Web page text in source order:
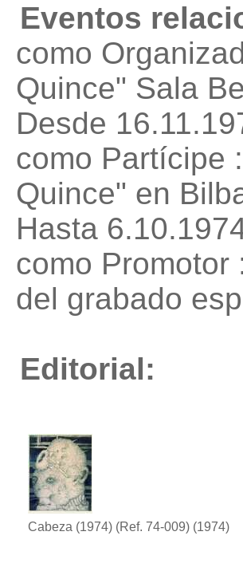
Eventos
como
Quince" Sala
Desde
como Partícipe :
Quince" en
Hasta
como Promotor
del grabado
Editorial:
Cabeza (1974) (Ref. 74-009) (1974)